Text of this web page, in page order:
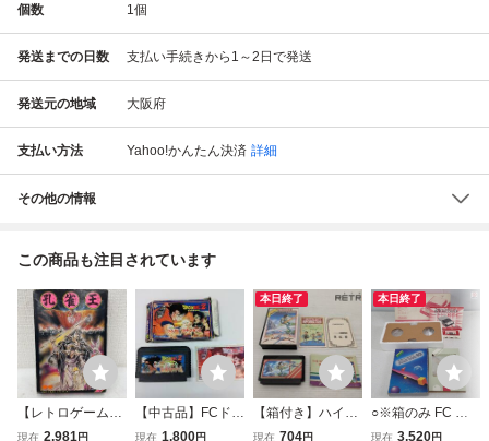
個数 1個
発送までの日数 支払い手続きから1～2日で発送
発送元の地域 大阪府
支払い方法 Yahoo!かんたん決済 詳細
その他の情報
この商品も注目されています
【レトロゲーム】
【FC】孔雀王 箱
現在 2,981円
【中古品】FCドラ
ゴンボールZ 強
現在 1,800円
本日終了
【箱付き】ハイド
ライド3 ファミコ
現在 704円
本日終了
○※箱のみ FC フ
ァミコン ファミリ
現在 3,520円